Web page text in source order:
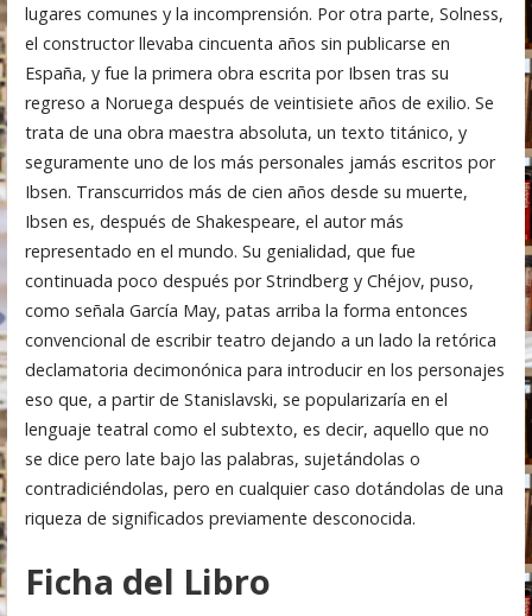
lugares comunes y la incomprensión. Por otra parte, Solness,
el constructor llevaba cincuenta años sin publicarse en
España, y fue la primera obra escrita por Ibsen tras su
regreso a Noruega después de veintisiete años de exilio. Se
trata de una obra maestra absoluta, un texto titánico, y
seguramente uno de los más personales jamás escritos por
Ibsen. Transcurridos más de cien años desde su muerte,
Ibsen es, después de Shakespeare, el autor más
representado en el mundo. Su genialidad, que fue
continuada poco después por Strindberg y Chéjov, puso,
como señala García May, patas arriba la forma entonces
convencional de escribir teatro dejando a un lado la retórica
declamatoria decimonónica para introducir en los personajes
eso que, a partir de Stanislavski, se popularizaría en el
lenguaje teatral como el subtexto, es decir, aquello que no
se dice pero late bajo las palabras, sujetándolas o
contradiciéndolas, pero en cualquier caso dotándolas de una
riqueza de significados previamente desconocida.
Ficha del Libro